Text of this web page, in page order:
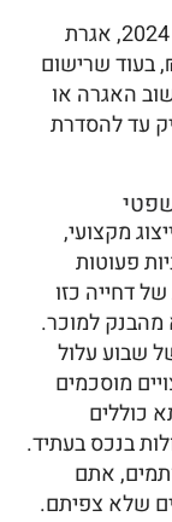
אל תשכחו את נושא האגרות. נכון לשנת 2024, אגרת
משכנתא מקוונת עומדת על 167 ₪, בעוד שרישום
₪. טעות בחישוב האגרה או
עד להסדרת
מקצועי,
פעוטות
דחייה כזו
מהבנק למוכר.
שבוע עלול
מוסכמים
כוללים
בנכס בעתיד.
אתם
שלא צפיתם.